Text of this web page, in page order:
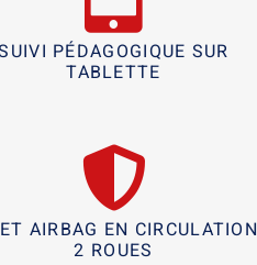
PÉDAGOGIQUE SUR
TABLETTE
AIRBAG EN CIRCULATION
2 ROUES